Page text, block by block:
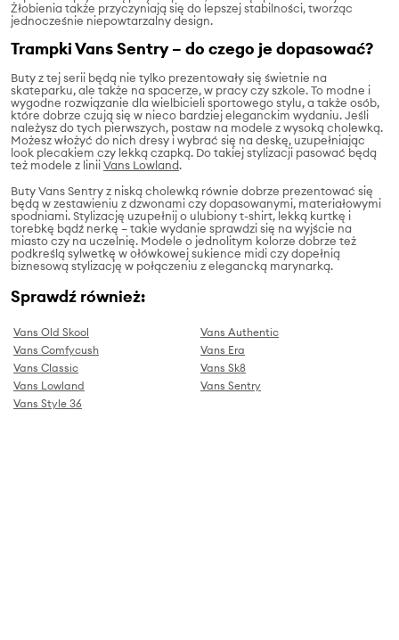
Żłobienia także przyczyniają się do lepszej stabilności, tworząc
jednocześnie niepowtarzalny design.
Trampki Vans Sentry – do czego je dopasować?
Buty z tej serii będą nie tylko prezentowały się świetnie na
skateparku, ale także na spacerze, w pracy czy szkole. To modne i
wygodne rozwiązanie dla wielbicieli sportowego stylu, a także osób,
które dobrze czują się w nieco bardziej eleganckim wydaniu. Jeśli
należysz do tych pierwszych, postaw na modele z wysoką cholewką.
Możesz włożyć do nich dresy i wybrać się na deskę, uzupełniając
look plecakiem czy lekką czapką. Do takiej stylizacji pasować będą
też modele z liniiVans Lowland.
Buty Vans Sentry z niską cholewką równie dobrze prezentować się
będą w zestawieniu z dzwonami czy dopasowanymi, materiałowymi
spodniami. Stylizację uzupełnij o ulubiony t-shirt, lekką kurtkę i
torebkę bądź nerkę – takie wydanie sprawdzi się na wyjście na
miasto czy na uczelnię. Modele o jednolitym kolorze dobrze też
podkreślą sylwetkę w ołówkowej sukience midi czy dopełnią
biznesową stylizację w połączeniu z elegancką marynarką.
Sprawdź również:
Vans Old Skool
Vans Authentic
Vans Comfycush
Vans Era
Vans Classic
Vans Sk8
Vans Lowland
Vans Sentry
Vans Style 36